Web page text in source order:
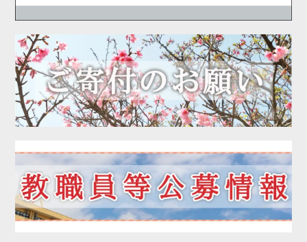
2020年06月
2020年05月
2020年04月
2020年03月
2020年02月
2020年01月
2019年11月
2019年10月
2019年09月
2019年08月